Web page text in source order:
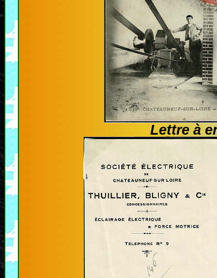
Lettre à